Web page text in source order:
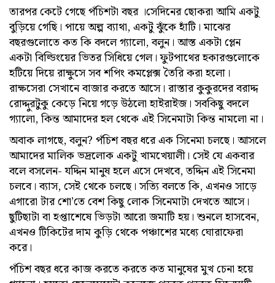
তারপর কেটে গেছে পঁচিশটা বছর ।সেদিনের ছোকরা আমি একটু
বুড়িয়ে গেছি। পায়ে অল্প ব্যাথা, একটু ঝুঁকে হাঁটি। মাঝের
বছরগুলোতে কত কি বদলে গ্যালো, বলুন। আস্ত একটা প্লেন
একটা বিল্ডিংয়ের ভিতর সিধিয়ে গেল। ফুটপাথের হকারগুলোকে
হটিয়ে দিয়ে রাক্ষুসে সব শপিং কমপ্লেক্স তৈরি করা হলো।
রাক্ষসেরা সেখানে বাজার করতে আসে। রাস্তার কুকুরদের বরাদ্দ
রোদ্দুরটুকু কেড়ে নিয়ে গড়ে উঠলো হাইরাইজ। সবকিছু বদলে
গ্যালো, কিন্ত আমাদের হল থেকে এই সিনেমাটা কিন্ত নামলো না।
অবাক লাগছে, বলুন? পঁচিশ বছর ধরে এক সিনেমা চলছে। আসলে
আমাদের মালিক ভদ্রলোক একটু খামখেয়ালী। সেই যে একবার
বলে বসলেন- যদ্দিন মানুষ হলে এসে দেখবে, তদ্দিন এই সিনেমা
চলবে। ব্যাস, সেই থেকে চলছে। সত্যি বলতে কি, এখনও সাড়ে
এগারো টার শো’তে বেশ কিছু লোক সিনেমাটা দেখতে আসে।
ছুটিছাটা বা হপ্তাশেষে ভিড়টা আরো জমাটি হয়। শুনলে হাসবেন,
এখনও টিকিটের দাম কুড়ি থেকে পঞ্চাশের মধ্যে ঘোরাফেরা
করে।
পঁচিশ বছর ধরে কাজ করতে করতে কত মানুষের মুখ চেনা হয়ে